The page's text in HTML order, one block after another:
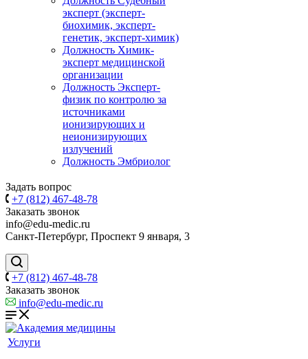
эксперт (эксперт-
биохимик, эксперт-
генетик, эксперт-химик)
Должность Химик-
эксперт медицинской
организации
Должность Эксперт-
физик по контролю за
источниками
ионизирующих и
неионизирующих
излучений
Должность Эмбриолог
Задать вопрос
+7 (812) 467-48-78
Заказать звонок
info@edu-medic.ru
Санкт-Петербург, Проспект 9 января, 3
+7 (812) 467-48-78
Заказать звонок
info@edu-medic.ru
Услуги